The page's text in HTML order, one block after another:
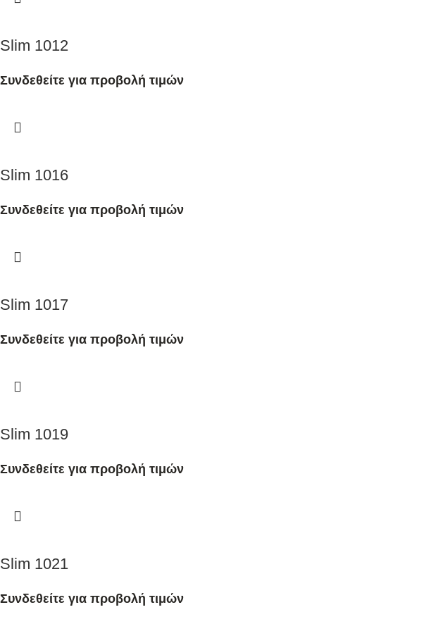
Slim 1012
Συνδεθείτε για προβολή τιμών
Slim 1016
Συνδεθείτε για προβολή τιμών
Slim 1017
Συνδεθείτε για προβολή τιμών
Slim 1019
Συνδεθείτε για προβολή τιμών
Slim 1021
Συνδεθείτε για προβολή τιμών